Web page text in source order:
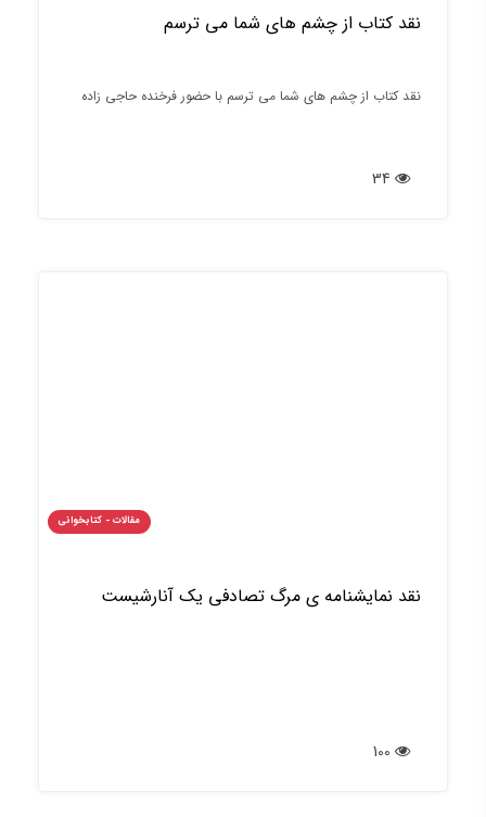
نقد کتاب از چشم های شما می ترسم
نقد کتاب از چشم های شما می ترسم با حضور فرخنده حاجی زاده
مقالات - کتابخوانی
نقد نمایشنامه ی مرگ تصادفی یک آنارشیست